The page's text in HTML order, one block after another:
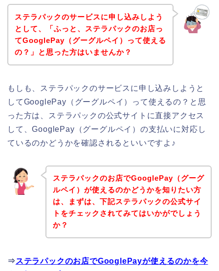
ステラパックのサービスに申し込みしよう
として、「ふっと、ステラパックのお店っ
てGooglePay（グーグルペイ）って使える
の？」と思った方はいませんか？
もしも、ステラパックのサービスに申し込みしようと
してGooglePay（グーグルペイ）って使えるの？と思
った方は、ステラパックの公式サイトに直接アクセス
して、GooglePay（グーグルペイ）の支払いに対応し
ているのかどうかを確認されるといいですよ♪
ステラパックのお店でGooglePay（グーグ
ルペイ）が使えるのかどうかを知りたい方
は、まずは、下記ステラパックの公式サイ
トをチェックされてみてはいかがでしょう
か？
⇒ ステラパックのお店でGooglePayが使えるのかを今